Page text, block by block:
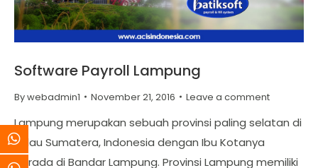
Software Payroll Lampung
Bywebadmin1 November 21, 2016 Leave a comment
Lampung merupakan sebuah provinsi paling selatan di
Pulau Sumatera, Indonesia dengan Ibu Kotanya
berada di Bandar Lampung. Provinsi Lampung memiliki